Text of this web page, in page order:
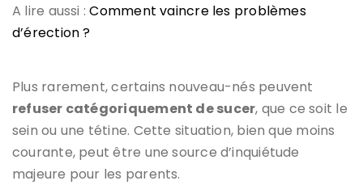
A lire aussi :Comment vaincre les problèmes
d’érection ?
Plus rarement, certains nouveau-nés peuvent
refuser catégoriquement de sucer, que ce soit le
sein ou une tétine. Cette situation, bien que moins
courante, peut être une source d’inquiétude
majeure pour les parents.